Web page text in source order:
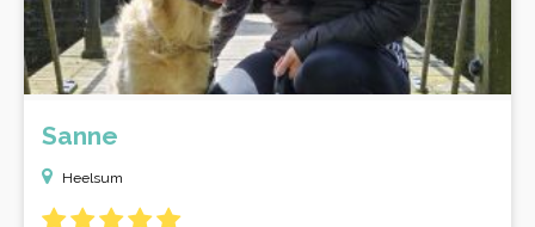
Sanne
Heelsum